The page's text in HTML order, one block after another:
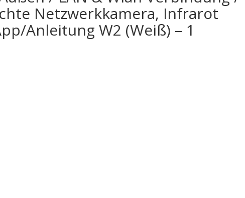
Netzwerkkamera, Infrarot
Anleitung W2 (Weiß) – 1